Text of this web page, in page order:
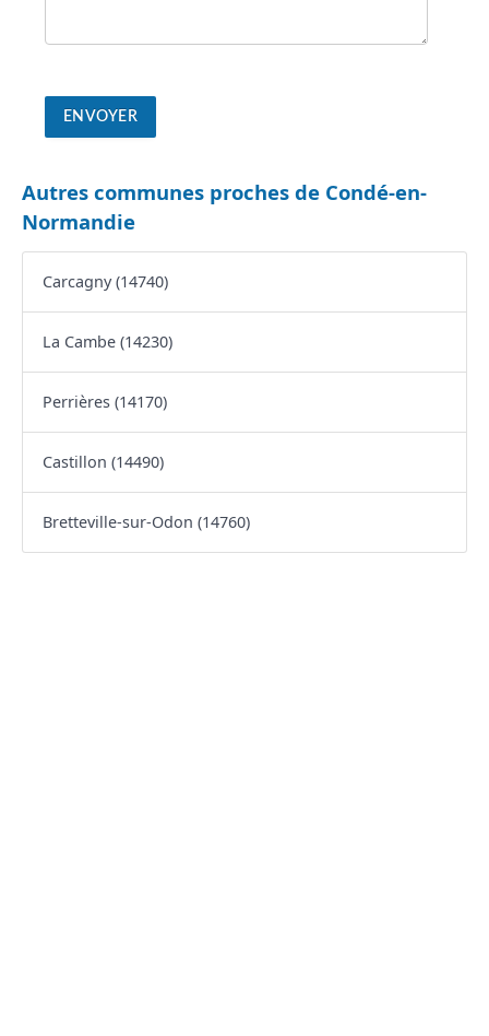
Autres communes proches de Condé-en-
Normandie
Carcagny (14740)
La Cambe (14230)
Perrières (14170)
Castillon (14490)
Bretteville-sur-Odon (14760)